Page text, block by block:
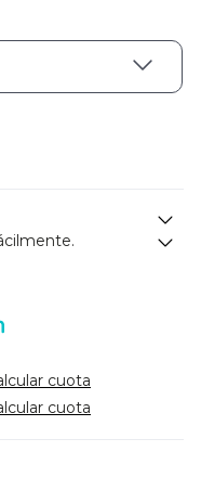
cuota
cuota